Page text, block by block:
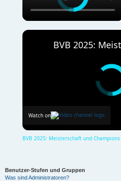
Watch on
BVB 2025: Meisterschaft und
Benutzer-Stufen und Gruppen
Was sind Administratoren?